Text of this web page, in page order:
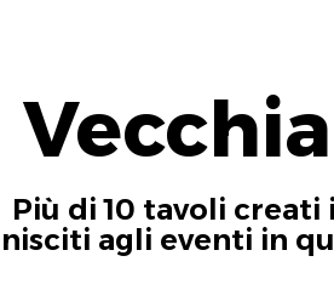
Più di 10 tavoli
agli eventi in